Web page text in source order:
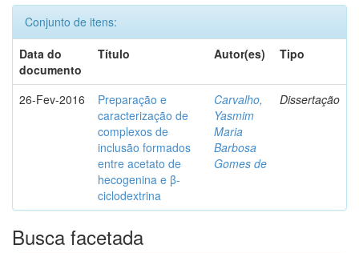
Conjunto de itens:
Data do
documento
Título Autor(es) Tipo
26-Fev-2016
Preparação e
caracterização de
complexos de
inclusão formados
entre acetato de
hecogenina e β-
ciclodextrina
Carvalho,
Yasmim
Maria
Barbosa
Gomes de
Dissertação
Busca facetada